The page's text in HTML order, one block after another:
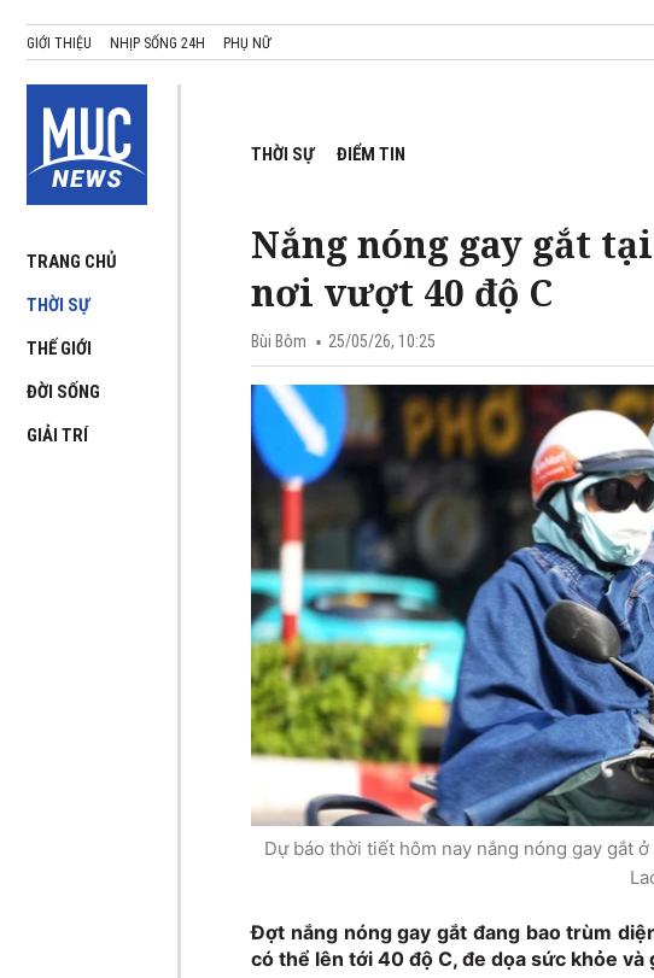
GIỚI THIỆU NHỊP SỐNG 24H PHỤ NỮ
TRANG CHỦ
THỜI SỰ
THẾ GIỚI
ĐỜI SỐNG
GIẢI TRÍ
THỜI SỰ ĐIỂM TIN
Nắng nóng gay gắt
nơi vượt 40 độ C
Bùi Bôm 25/05/26, 10:25
Dự báo thời tiết hôm nay nắng nóng gay gắt
Đợt nắng nóng gay gắt đang bao trùm
có thể lên tới 40 độ C, đe dọa sức khỏe và